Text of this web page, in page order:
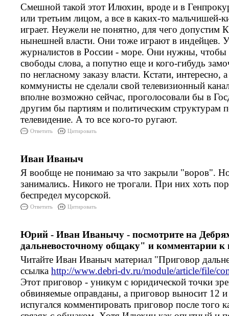
Смешной такой этот Илюхин, вроде и в
или третьим лицом, а все в каких-то мальчишей-
играет. Неужели не понятно, для чего допустим
нынешней власти. Они тоже играют в индейцев.
журналистов в России - море. Они нужны, чтобы
свободы слова, а попутно еще и кого-гибудь
по негласному заказу власти. Кстати,
коммунисты не сделали свой телевизионный
вполне возможно сейчас, проголосовали бы в
другим бы партиям и политическим структурам
телевидение. А то все кого-то ругают.
Ответить Цитировать
Иван Иваныч
Я вообще не понимаю за что закрыли "воров".
занимались. Никого не трогали. При них хоть
беспредел мусорской.
Ответить Цитировать
Юрий - Иван Иванычу - посмотрите на
дальневосточному общаку" и комментарии к
Читайте Иван Иваныч материал "Приговор
ссылка http://www.debri-dv.ru/module/article/file/
Этот приговор - уникум с юридической точки
обвиняемые оправданы, а приговор выносит 12
испугался комментировать приговор после того